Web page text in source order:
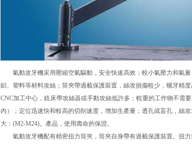
氣動攻牙機采用壓縮空氣驅動，安全快速高效；較小氣壓力和氣量
鋁、塑料等材料攻絲；筒夾帶過載保護裝置，絲攻損傷較少，螺牙精
CNC加工中心，銑床帶攻絲器或手動攻絲低許多；較重的工作物不需
內）；定位迅速快和較高的切削速度，增加生產量；透孔或盲孔，絲
大：(M2-M24)。產品，使用壽命的保證。
氣動攻牙機配有精密扭力筒夾，筒夾自身帶有過載保護裝置。扭力